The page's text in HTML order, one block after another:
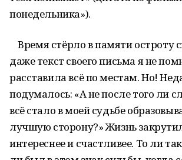
понедельника»).
Время стёрло в памяти остроту
даже текст своего письма я не
расставила всё по местам. Но!
подумалось: «А не после того ли
всё стало в моей судьбе
лучшую сторону?» Жизнь
интереснее и счастливее. То ли